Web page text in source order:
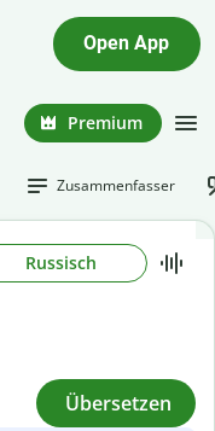
Open App
Premium
Zusammenfasser
Russisch
Übersetzen